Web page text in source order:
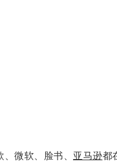
微软、脸书、 亚马逊都